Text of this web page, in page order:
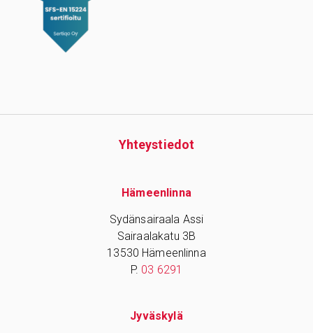
Yhteys­tiedot
Hämeenlinna
Sydänsairaala Assi
Sairaalakatu 3B
13530 Hämeenlinna
P. 03 6291
Jyväskylä